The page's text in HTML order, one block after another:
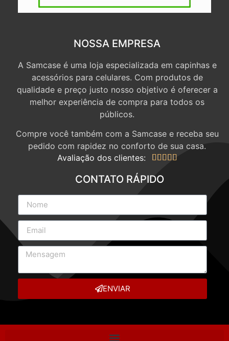
NOSSA EMPRESA
A Samcase é uma loja especializada em capinhas e
acessórios para celulares. Com produtos de
qualidade e preço justo nosso objetivo é oferecer a
melhor experiência de compra para todos os
públicos.
Compre você também com a Samcase e receba seu
pedido com rapidez no conforto de sua casa.
Avaliação dos clientes:
    
CONTATO RÁPIDO
ENVIAR